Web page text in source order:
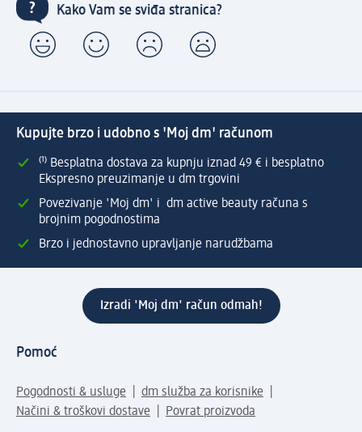
Kako Vam se sviđa stranica?
Kupujte brzo i udobno s 'Moj dm' računom
⁽¹⁾ Besplatna dostava za kupnju iznad 49 € i besplatno
Ekspresno preuzimanje u dm trgovini
Povezivanje 'Moj dm' i dm active beauty računa s
brojnim pogodnostima
Brzo i jednostavno upravljanje narudžbama
Izradi 'Moj dm' račun odmah!
Pomoć
Pogodnosti & usluge
dm služba za korisnike
Načini & troškovi dostave
Povrat proizvoda